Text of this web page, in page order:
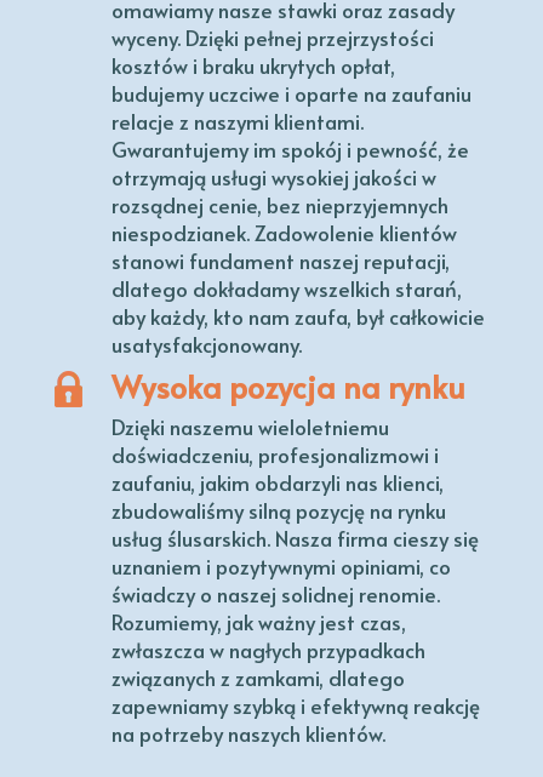
omawiamy nasze stawki oraz zasady
wyceny. Dzięki pełnej przejrzystości
kosztów i braku ukrytych opłat,
budujemy uczciwe i oparte na zaufaniu
relacje z naszymi klientami.
Gwarantujemy im spokój i pewność, że
otrzymają usługi wysokiej jakości w
rozsądnej cenie, bez nieprzyjemnych
niespodzianek. Zadowolenie klientów
stanowi fundament naszej reputacji,
dlatego dokładamy wszelkich starań,
aby każdy, kto nam zaufa, był całkowicie
usatysfakcjonowany.
Wysoka pozycja na rynku
Dzięki naszemu wieloletniemu
doświadczeniu, profesjonalizmowi i
zaufaniu, jakim obdarzyli nas klienci,
zbudowaliśmy silną pozycję na rynku
usług ślusarskich. Nasza firma cieszy się
uznaniem i pozytywnymi opiniami, co
świadczy o naszej solidnej renomie.
Rozumiemy, jak ważny jest czas,
zwłaszcza w nagłych przypadkach
związanych z zamkami, dlatego
zapewniamy szybką i efektywną reakcję
na potrzeby naszych klientów.